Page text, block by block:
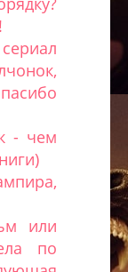
- чем
или
по